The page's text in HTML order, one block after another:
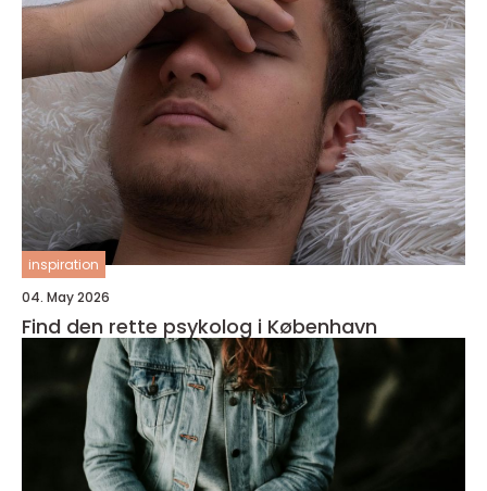
inspiration
04. May 2026
Find den rette psykolog i København